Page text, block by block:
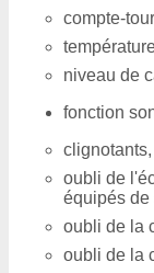
compte-
niveau de
fonction
clignotants,
oubli de
équipés de
oubli de la
oubli de la